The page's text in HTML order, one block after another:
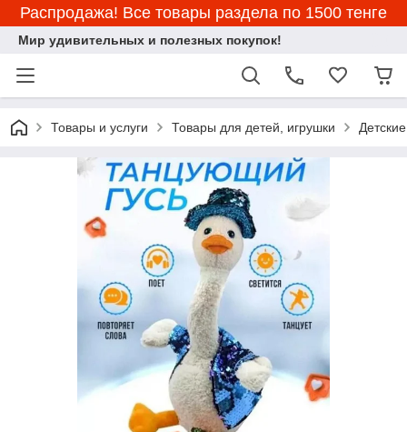
Распродажа! Все товары раздела по 1500 тенге
Мир удивительных и полезных покупок!
Товары и услуги Товары для детей, игрушки